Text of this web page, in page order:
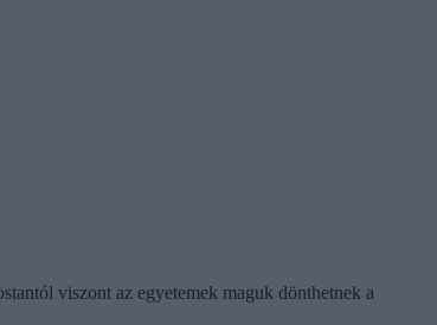
viszont az egyetemek maguk dönthetnek a